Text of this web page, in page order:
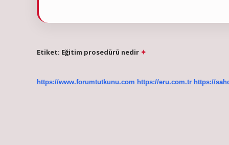
Etiket: Eğitim prosedürü nedir
https://www.forumtutkunu.com https://eru.com.tr https://